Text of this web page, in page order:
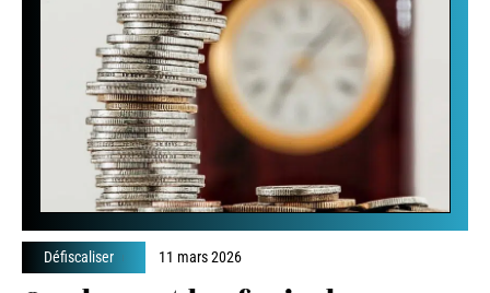
Défiscaliser 11 mars 2026